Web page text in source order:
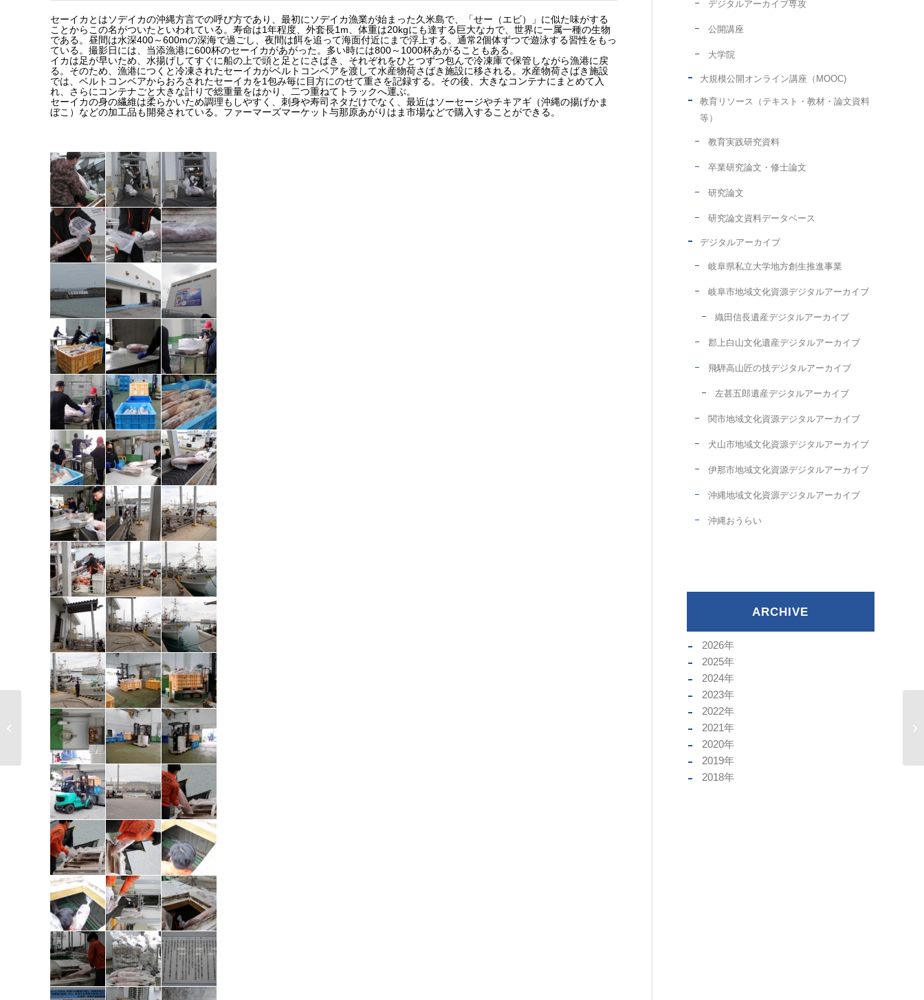
セーイカとはソデイカの沖縄方言での呼び方であり、最初にソデイカ漁業が始まった久米島で、「せー（エビ）」に似た味がする
ことからこの名がついたといわれている。寿命は1年程度、外套長1m、体重は20kgにも達する巨大なカで、世界に一属一種の生物
である。昼間は水深400～600mの深海で過ごし、夜間は餌を追って海面付近にまで浮上する。通常2個体ずつで遊泳する習性をもっ
ている。撮影日には、当添漁港に600杯のセーイカがあがった。多い時には800～1000杯あがることもある。
イカは足が早いため、水揚げしてすぐに船の上で頭と足とにさばき、それぞれをひとつずつ包んで冷凍庫で保管しながら漁港に戻
る。そのため、漁港につくと冷凍されたセーイカがベルトコンベアを渡して水産物荷さばき施設に移される。水産物荷さばき施設
では、ベルトコンベアからおろされたセーイカを1包み毎に目方にのせて重さを記録する。その後、大きなコンテナにまとめて入
れ、さらにコンテナごと大きな計りで総重量をはかり、二つ重ねてトラックへ運ぶ。
セーイカの身の繊維は柔らかいため調理もしやすく、刺身や寿司ネタだけでなく、最近はソーセージやチキアギ（沖縄の揚げかま
ぼこ）などの加工品も開発されている。ファーマーズマーケット与那原あがりはま市場などで購入することができる。
デジタルアーカイブ専攻
公開講座
大学院
大規模公開オンライン講座（MOOC)
教育リソース（テキスト・教材・論文資料
等）
教育実践研究資料
卒業研究論文・修士論文
研究論文
研究論文資料データベース
デジタルアーカイブ
岐阜県私立大学地方創生推進事業
岐阜市地域文化資源デジタルアーカイブ
織田信長遺産デジタルアーカイブ
郡上白山文化遺産デジタルアーカイブ
飛騨高山匠の技デジタルアーカイブ
左甚五郎遺産デジタルアーカイブ
関市地域文化資源デジタルアーカイブ
犬山市地域文化資源デジタルアーカイブ
伊那市地域文化資源デジタルアーカイブ
沖縄地域文化資源デジタルアーカイブ
沖縄おうらい
ARCHIVE
2026年
2025年
2024年
2023年
2022年
2021年
2020年
2019年
2018年
平和への願い 白梅之